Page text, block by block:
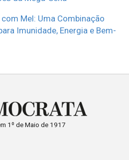
Mel: Uma Combinação
Imunidade, Energia e Bem-
1º de Maio de 1917